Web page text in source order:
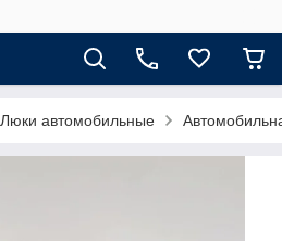
Люки автомобильные